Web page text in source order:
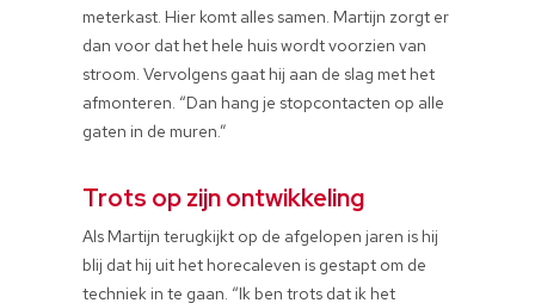
meterkast. Hier komt alles samen. Martijn zorgt er
dan voor dat het hele huis wordt voorzien van
stroom. Vervolgens gaat hij aan de slag met het
afmonteren. “Dan hang je stopcontacten op alle
gaten in de muren.”
Trots op zijn ontwikkeling
Als Martijn terugkijkt op de afgelopen jaren is hij
blij dat hij uit het horecaleven is gestapt om de
techniek in te gaan. “Ik ben trots dat ik het